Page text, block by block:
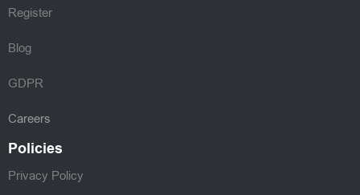
Register
Blog
GDPR
Careers
Policies
Privacy Policy